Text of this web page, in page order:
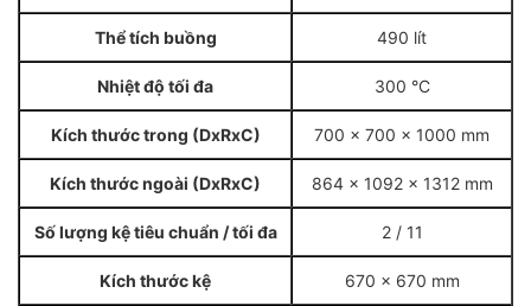
Thể tích buồng 490 lít
Nhiệt độ tối đa 300 °C
Kích thước trong (DxRxC) 700 x 700 x 1000 mm
Kích thước ngoài (DxRxC) 864 x 1092 x 1312 mm
Số lượng kệ tiêu chuẩn / tối đa 2 / 11
Kích thước kệ 670 x 670 mm